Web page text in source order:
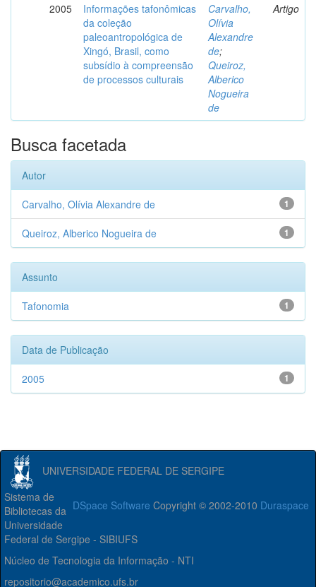
2005
Informações tafonômicas
da coleção
paleoantropológica de
Xingó, Brasil, como
subsídio à compreensão
de processos culturais
Carvalho,
Olívia
Alexandre
de;
Queiroz,
Alberico
Nogueira
de
Artigo
Busca facetada
Autor
1
Carvalho, Olívia Alexandre de
1
Queiroz, Alberico Nogueira de
Assunto
1
Tafonomia
Data de Publicação
1
2005
UNIVERSIDADE FEDERAL DE SERGIPE
DSpace Software Copyright © 2002-2010 Duraspace
Sistema de
Bibliotecas da
Universidade
Federal de Sergipe - SIBIUFS
Núcleo de Tecnologia da Informação - NTI
repositorio@academico.ufs.br